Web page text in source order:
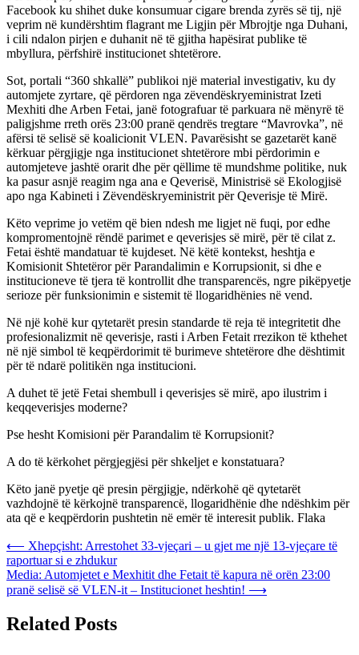
Facebook ku shihet duke konsumuar cigare brenda zyrës së tij, një
veprim në kundërshtim flagrant me Ligjin për Mbrojtje nga Duhani,
i cili ndalon pirjen e duhanit në të gjitha hapësirat publike të
mbyllura, përfshirë institucionet shtetërore.
Sot, portali “360 shkallë” publikoi një material investigativ, ku dy
automjete zyrtare, që përdoren nga zëvendëskryeministrat Izeti
Mexhiti dhe Arben Fetai, janë fotografuar të parkuara në mënyrë të
paligjshme rreth orës 23:00 pranë qendrës tregtare “Mavrovka”, në
afërsi të selisë së koalicionit VLEN. Pavarësisht se gazetarët kanë
kërkuar përgjigje nga institucionet shtetërore mbi përdorimin e
automjeteve jashtë orarit dhe për qëllime të mundshme politike, nuk
ka pasur asnjë reagim nga ana e Qeverisë, Ministrisë së Ekologjisë
apo nga Kabineti i Zëvendëskryeministrit për Qeverisje të Mirë.
Këto veprime jo vetëm që bien ndesh me ligjet në fuqi, por edhe
kompromentojnë rëndë parimet e qeverisjes së mirë, për të cilat z.
Fetai është mandatuar të kujdeset. Në këtë kontekst, heshtja e
Komisionit Shtetëror për Parandalimin e Korrupsionit, si dhe e
institucioneve të tjera të kontrollit dhe transparencës, ngre pikëpyetje
serioze për funksionimin e sistemit të llogaridhënies në vend.
Në një kohë kur qytetarët presin standarde të reja të integritetit dhe
profesionalizmit në qeverisje, rasti i Arben Fetait rrezikon të kthehet
në një simbol të keqpërdorimit të burimeve shtetërore dhe dështimit
për të ndarë politikën nga institucioni.
A duhet të jetë Fetai shembull i qeverisjes së mirë, apo ilustrim i
keqqeverisjes moderne?
Pse hesht Komisioni për Parandalim të Korrupsionit?
A do të kërkohet përgjegjësi për shkeljet e konstatuara?
Këto janë pyetje që presin përgjigje, ndërkohë që qytetarët
vazhdojnë të kërkojnë transparencë, llogaridhënie dhe ndëshkim për
ata që e keqpërdorin pushtetin në emër të interesit publik. Flaka
Post
navigation
⟵ Xhepçisht: Arrestohet 33-vjeçari – u gjet me një 13-vjeçare të
raportuar si e zhdukur
Media: Automjetet e Mexhitit dhe Fetait të kapura në orën 23:00
pranë selisë së VLEN-it – Institucionet heshtin! ⟶
Related Posts